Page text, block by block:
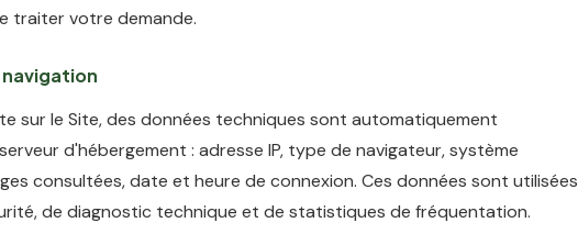
traiter votre demande.
navigation
sur le Site, des données techniques sont automatiquement
d'hébergement : adresse IP, type de navigateur, système
consultées, date et heure de connexion. Ces données sont utilisées
de diagnostic technique et de statistiques de fréquentation.